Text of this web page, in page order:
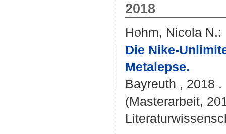
2018
Hohm, Nicola N.:
Die Nike-
Metalepse.
Bayreuth , 2018 .
(Masterarbeit,